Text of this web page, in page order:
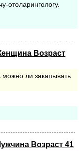
отоларингологу.
Возраст
можно ли закапывать
Возраст 41